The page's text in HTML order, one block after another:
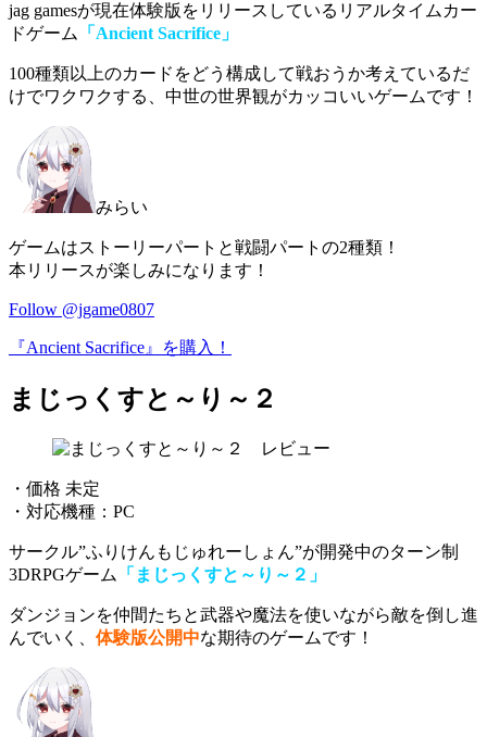
jag gamesが現在体験版をリリースしているリアルタイムカー
ドゲーム
「Ancient Sacrifice」
100種類以上のカードをどう構成して戦おうか考えているだ
けでワクワクする、中世の世界観がカッコいいゲームです！
みらい
ゲームはストーリーパートと戦闘パートの2種類！
本リリースが楽しみになります！
Follow @jgame0807
『Ancient Sacrifice』を購入！
まじっくすと～り～２
・価格 未定
・対応機種：PC
サークル”ふりけんもじゅれーしょん”が開発中のターン制
3DRPGゲーム
「まじっくすと～り～２」
ダンジョンを仲間たちと武器や魔法を使いながら敵を倒し進
んでいく
体験版公開中な期待のゲームです！